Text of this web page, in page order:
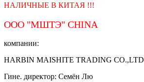
НАЛИЧНЫЕ В КИТАЯ !!!
ООО "МШТЭ" CHINA
компании:
HARBIN MAISHITE TRADING CO.,LTD
Гине. директор: Семён Лю